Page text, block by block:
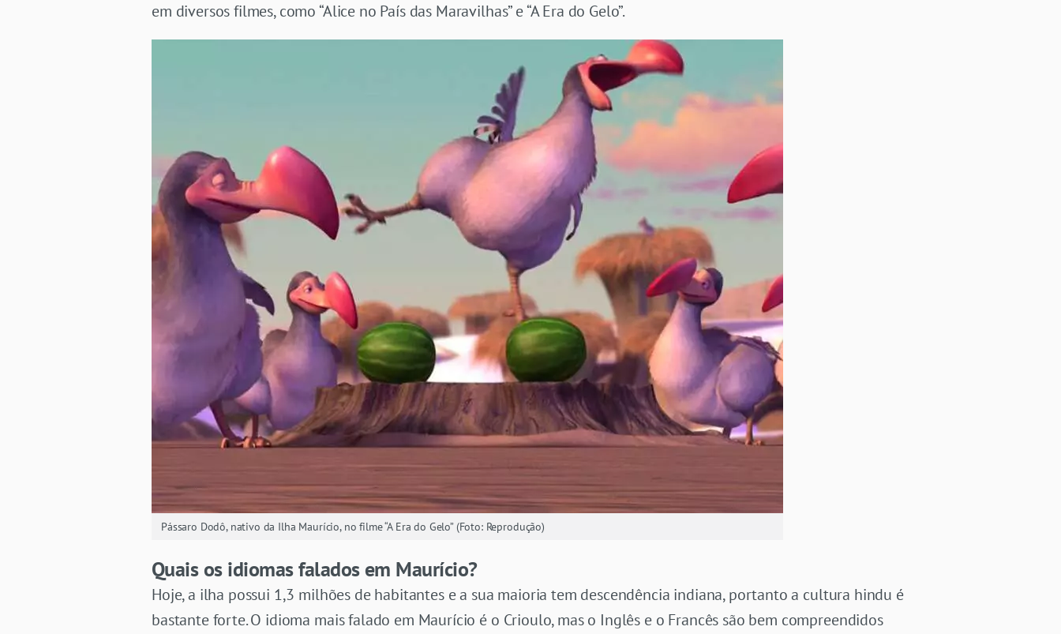
em diversos filmes, como “Alice no País das Maravilhas” e “A Era do Gelo”.
Pássaro Dodô, nativo da Ilha Maurício, no filme “A Era do Gelo” (Foto: Reprodução)
Quais os idiomas falados em Maurício?
Hoje, a ilha possui 1,3 milhões de habitantes e a sua maioria tem descendência indiana, portanto a cultura hindu é
bastante forte. O idioma mais falado em Maurício é o Crioulo, mas o Inglês e o Francês são bem compreendidos